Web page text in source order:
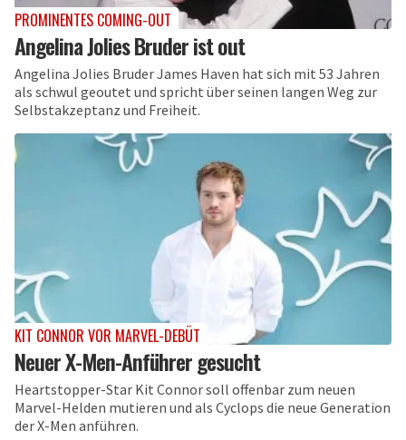
PROMINENTES COMING-OUT
Angelina Jolies Bruder ist out
Angelina Jolies Bruder James Haven hat sich mit 53 Jahren
als schwul geoutet und spricht über seinen langen Weg zur
Selbstakzeptanz und Freiheit.
KIT CONNOR VOR MARVEL-DEBÜT
Neuer X-Men-Anführer gesucht
Heartstopper-Star Kit Connor soll offenbar zum neuen
Marvel-Helden mutieren und als Cyclops die neue Generation
der X-Men anführen.